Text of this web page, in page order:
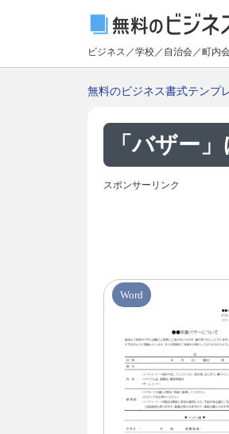
ビジネス／学校／自治会／町内
無料のビジネス書式テンプ
「バザー
スポンサーリンク
Word